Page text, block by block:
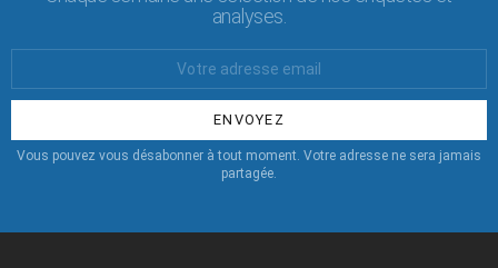
analyses.
:
Vous pouvez vous désabonner à tout moment. Votre adresse ne sera jamais
partagée.